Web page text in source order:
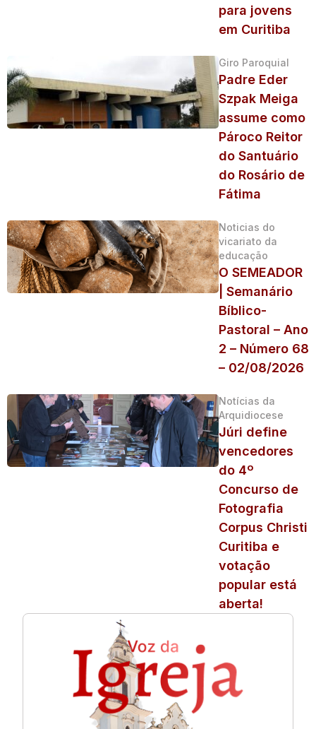
para jovens
em Curitiba
Giro Paroquial
Padre Eder
Szpak Meiga
assume como
Pároco Reitor
do Santuário
do Rosário de
Fátima
Noticias do
vicariato da
educação
O SEMEADOR
| Semanário
Bíblico-
Pastoral – Ano
2 – Número 68
– 02/08/2026
Notícias da
Arquidiocese
Júri define
vencedores
do 4º
Concurso de
Fotografia
Corpus Christi
Curitiba e
votação
popular está
aberta!